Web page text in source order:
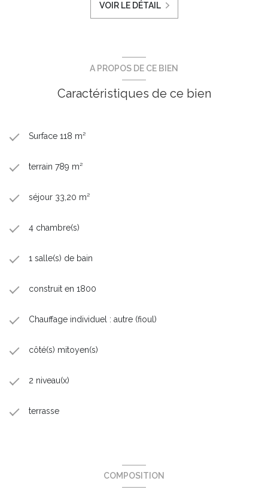
VOIR LE DÉTAIL
A PROPOS DE CE BIEN
Caractéristiques de ce bien
Surface 118 m²
terrain 789 m²
séjour 33,20 m²
4 chambre(s)
1 salle(s) de bain
construit en 1800
Chauffage individuel : autre (fioul)
côté(s) mitoyen(s)
2 niveau(x)
terrasse
COMPOSITION